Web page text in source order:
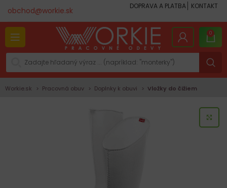
obchod@workie.sk DOPRAVA A PLATBA KONTAKT
0
Workie.sk Pracovná obuv Doplnky k obuvi Vložky do čižiem